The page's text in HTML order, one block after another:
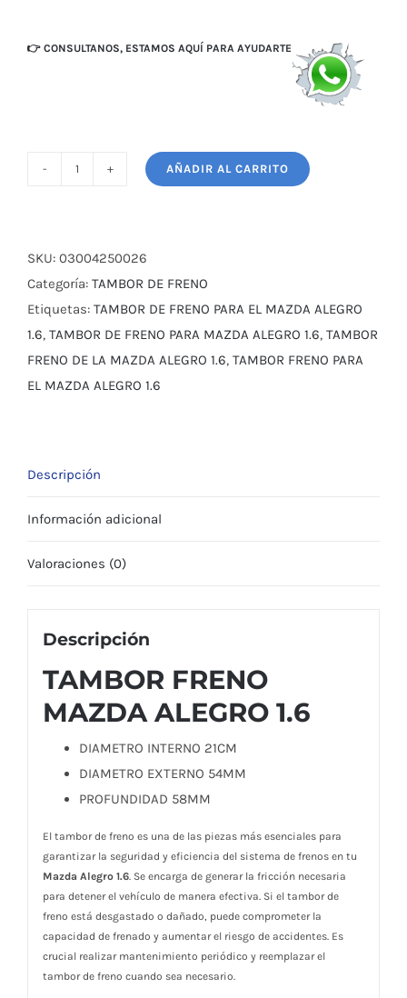
👉 CONSULTANOS, ESTAMOS AQUÍ PARA AYUDARTE
ALLEGRO
1.6
cantidad
AÑADIR AL CARRITO
SKU: 03004250026
Categoría: TAMBOR DE FRENO
Etiquetas: TAMBOR DE FRENO PARA EL MAZDA ALEGRO
1.6, TAMBOR DE FRENO PARA MAZDA ALEGRO 1.6, TAMBOR
FRENO DE LA MAZDA ALEGRO 1.6, TAMBOR FRENO PARA
EL MAZDA ALEGRO 1.6
Descripción
Información adicional
Valoraciones (0)
Descripción
TAMBOR FRENO
MAZDA ALEGRO 1.6
DIAMETRO INTERNO 21CM
DIAMETRO EXTERNO 54MM
PROFUNDIDAD 58MM
El tambor de freno es una de las piezas más esenciales para
garantizar la seguridad y eficiencia del sistema de frenos en tu
Mazda Alegro 1.6. Se encarga de generar la fricción necesaria
para detener el vehículo de manera efectiva. Si el tambor de
freno está desgastado o dañado, puede comprometer la
capacidad de frenado y aumentar el riesgo de accidentes. Es
crucial realizar mantenimiento periódico y reemplazar el
tambor de freno cuando sea necesario.